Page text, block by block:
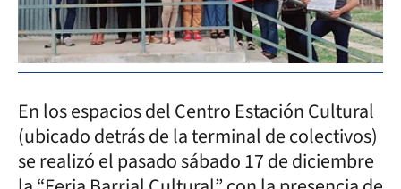
En los espacios del Centro Estación Cultural
(ubicado detrás de la terminal de colectivos)
se realizó el pasado sábado 17 de diciembre